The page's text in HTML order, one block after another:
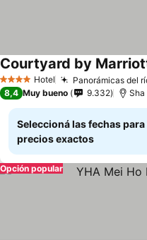
4 EstrellasHotel Panorámicas del
Courtyard by
8,4 Muy bueno 9.332 Sha
Seleccioná las fechas
precios exactos
Opción popular